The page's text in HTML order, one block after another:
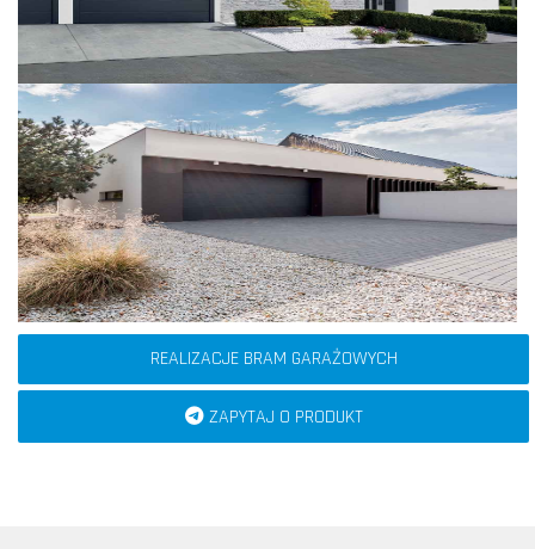
REALIZACJE BRAM GARAŻOWYCH
ZAPYTAJ O PRODUKT